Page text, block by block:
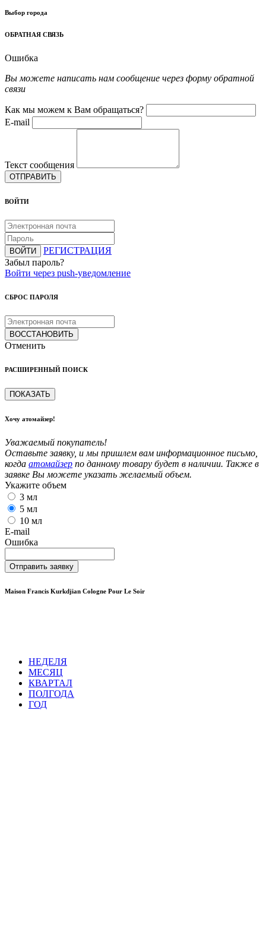
Выбор города
ОБРАТНАЯ СВЯЗЬ
Ошибка
Вы можете написать нам сообщение через форму обратной
связи
Как мы можем к Вам обращаться?
E-mail
Текст сообщения
ОТПРАВИТЬ
ВОЙТИ
ВОЙТИ
РЕГИСТРАЦИЯ
Забыл пароль?
Войти через push-уведомление
СБРОС ПАРОЛЯ
ВОССТАНОВИТЬ
Отменить
РАСШИРЕННЫЙ ПОИСК
ПОКАЗАТЬ
Хочу атомайзер!
Уважаемый покупатель!
Оставьте заявку, и мы пришлем вам информационное письмо,
когда атомайзер по данному товару будет в наличии. Также в
заявке Вы можете указать желаемый объем.
Укажите объем
3 мл
5 мл
10 мл
E-mail
Ошибка
Отправить заявку
Maison Francis Kurkdjian Cologne Pour Le Soir
НЕДЕЛЯ
МЕСЯЦ
КВАРТАЛ
ПОЛГОДА
ГОД